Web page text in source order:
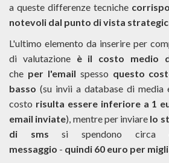
a queste differenze tecniche
notevoli dal punto di vista
L'ultimo elemento da inserire per
di valutazione è il costo medio
che per l'email spesso questo
basso (su invii a database di
costo risulta essere inferiore a 1
email inviate), mentre per inviare lo
di sms si spendono circa
messaggio - quindi 60 euro per